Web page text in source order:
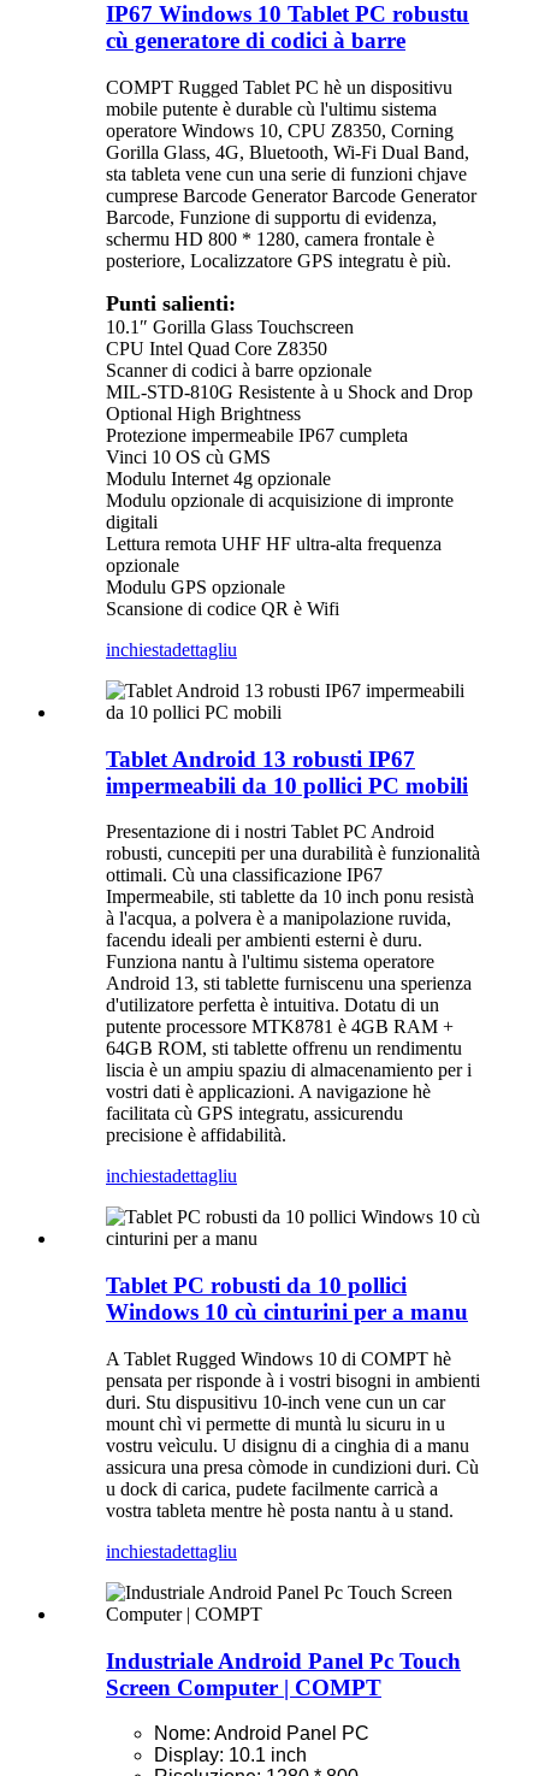
IP67 Windows 10 Tablet PC robustu
cù generatore di codici à barre
COMPT Rugged Tablet PC hè un dispositivu
mobile putente è durable cù l'ultimu sistema
operatore Windows 10, CPU Z8350, Corning
Gorilla Glass, 4G, Bluetooth, Wi-Fi Dual Band,
sta tableta vene cun una serie di funzioni chjave
cumprese Barcode Generator Barcode Generator
Barcode, Funzione di supportu di evidenza,
schermu HD 800 * 1280, camera frontale è
posteriore, Localizzatore GPS integratu è più.
Punti salienti:
10.1″ Gorilla Glass Touchscreen
CPU Intel Quad Core Z8350
Scanner di codici à barre opzionale
MIL-STD-810G Resistente à u Shock and Drop
Optional High Brightness
Protezione impermeabile IP67 cumpleta
Vinci 10 OS cù GMS
Modulu Internet 4g opzionale
Modulu opzionale di acquisizione di impronte
digitali
Lettura remota UHF HF ultra-alta frequenza
opzionale
Modulu GPS opzionale
Scansione di codice QR è Wifi
inchiestadettagliu
Tablet Android 13 robusti IP67
impermeabili da 10 pollici PC mobili
Presentazione di i nostri Tablet PC Android
robusti, cuncepiti per una durabilità è funzionalità
ottimali. Cù una classificazione IP67
Impermeabile, sti tablette da 10 inch ponu resistà
à l'acqua, a polvera è a manipolazione ruvida,
facendu ideali per ambienti esterni è duru.
Funziona nantu à l'ultimu sistema operatore
Android 13, sti tablette furniscenu una sperienza
d'utilizatore perfetta è intuitiva. Dotatu di un
putente processore MTK8781 è 4GB RAM +
64GB ROM, sti tablette offrenu un rendimentu
liscia è un ampiu spaziu di almacenamiento per i
vostri dati è applicazioni. A navigazione hè
facilitata cù GPS integratu, assicurendu
precisione è affidabilità.
inchiestadettagliu
Tablet PC robusti da 10 pollici
Windows 10 cù cinturini per a manu
A Tablet Rugged Windows 10 di COMPT hè
pensata per risponde à i vostri bisogni in ambienti
duri. Stu dispusitivu 10-inch vene cun un car
mount chì vi permette di muntà lu sicuru in u
vostru veìculu. U disignu di a cinghia di a manu
assicura una presa còmode in cundizioni duri. Cù
u dock di carica, pudete facilmente carricà a
vostra tableta mentre hè posta nantu à u stand.
inchiestadettagliu
Industriale Android Panel Pc Touch
Screen Computer | COMPT
Nome: Android Panel PC
Display: 10.1 inch